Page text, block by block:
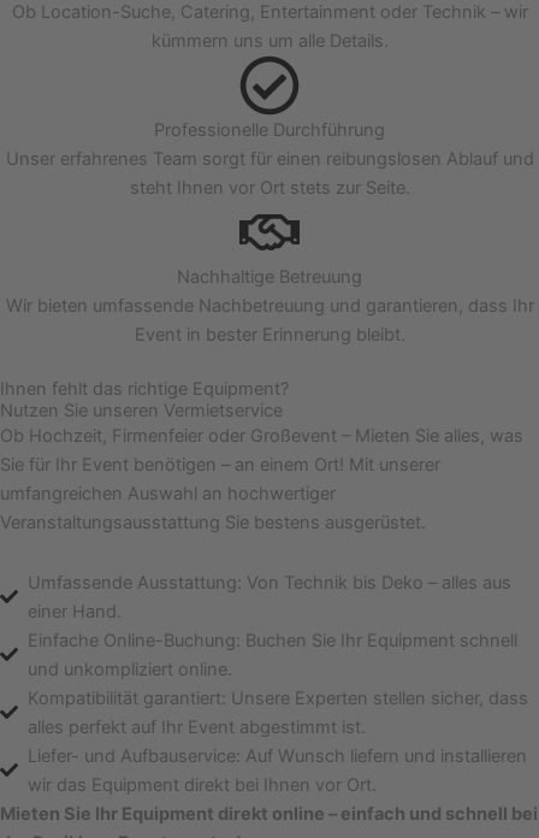
Ob Location-Suche, Catering, Entertainment oder Technik – wir
kümmern uns um alle Details.
Professionelle Durchführung
Unser erfahrenes Team sorgt für einen reibungslosen Ablauf und
steht Ihnen vor Ort stets zur Seite.
Nachhaltige Betreuung
Wir bieten umfassende Nachbetreuung und garantieren, dass Ihr
Event in bester Erinnerung bleibt.
Ihnen fehlt das richtige Equipment?
Nutzen Sie unseren Vermietservice
Ob Hochzeit, Firmenfeier oder Großevent – Mieten Sie alles, was
Sie für Ihr Event benötigen – an einem Ort! Mit unserer
umfangreichen Auswahl an hochwertiger
Veranstaltungsausstattung Sie bestens ausgerüstet.
Umfassende Ausstattung: Von Technik bis Deko – alles aus
einer Hand.
Einfache Online-Buchung: Buchen Sie Ihr Equipment schnell
und unkompliziert online.
Kompatibilität garantiert: Unsere Experten stellen sicher, dass
alles perfekt auf Ihr Event abgestimmt ist.
Liefer- und Aufbauservice: Auf Wunsch liefern und installieren
wir das Equipment direkt bei Ihnen vor Ort.
Mieten Sie Ihr Equipment direkt online – einfach und schnell bei